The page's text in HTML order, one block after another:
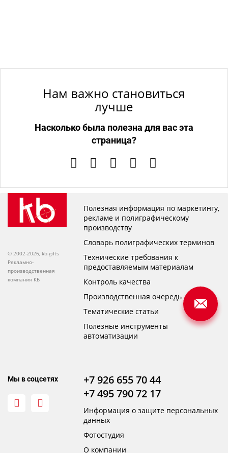
Нам важно становиться
лучше
Насколько была полезна для вас эта
страница?
© 2002-2026, kb.gifts
Рекламно-
производственная
компания КБ
Полезная информация по маркетингу,
рекламе и полиграфическому
производству
Словарь полиграфических терминов
Технические требования к
предоставляемым материалам
Контроль качества
Производственная очередь
Тематические статьи
Полезные инструменты
автоматизации
Мы в соцсетях
+7 926 655 70 44
+7 495 790 72 17
Информация о защите персональных
данных
Фотостудия
О компании